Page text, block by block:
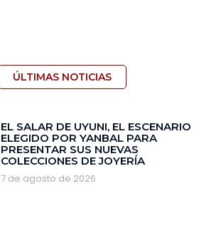
ÚLTIMAS NOTICIAS
EL SALAR DE UYUNI, EL ESCENARIO
ELEGIDO POR YANBAL PARA
PRESENTAR SUS NUEVAS
COLECCIONES DE JOYERÍA
7 de agosto de 2026